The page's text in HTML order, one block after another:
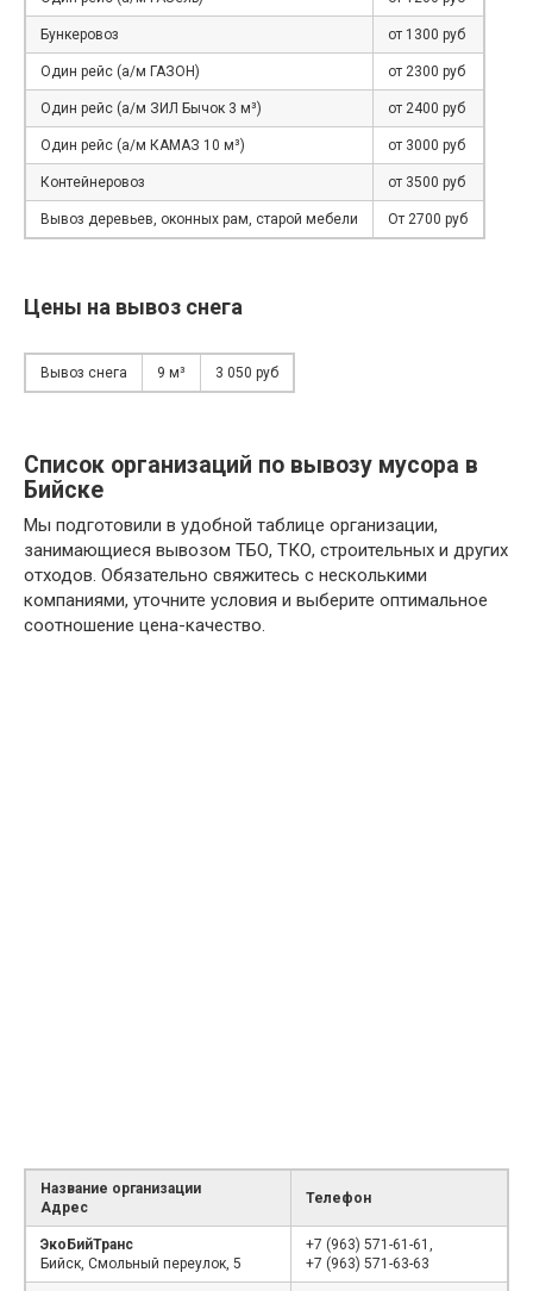
Бункеровоз от 1300 руб
Один рейс (а/м ГАЗОН) от 2300 руб
Один рейс (а/м ЗИЛ Бычок 3 м³) от 2400 руб
Один рейс (а/м КАМАЗ 10 м³) от 3000 руб
Контейнеровоз от 3500 руб
Вывоз деревьев, оконных рам, старой мебели От 2700 руб
Цены на вывоз снега
Вывоз снега 9 м³ 3 050 руб
Список организаций по вывозу мусора в
Бийске
Мы подготовили в удобной таблице организации,
занимающиеся вывозом ТБО, ТКО, строительных и других
отходов. Обязательно свяжитесь с несколькими
компаниями, уточните условия и выберите оптимальное
соотношение цена-качество.
Название организации
Адрес
Телефон
ЭкоБийТранс
Бийск, Смольный переулок, 5
+7 (963) 571-61-61,
+7 (963) 571-63-63